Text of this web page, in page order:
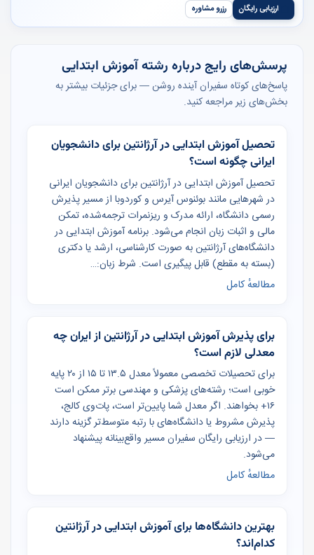
ارزیابی رایگان رزرو مشاوره
پرسش‌های رایج درباره رشته آموزش ابتدایی
پاسخ‌های کوتاه سفیران آینده روشن — برای جزئیات بیشتر به
بخش‌های زیر مراجعه کنید.
تحصیل آموزش ابتدایی در آرژانتین برای دانشجویان
ایرانی چگونه است؟
تحصیل آموزش ابتدایی در آرژانتین برای دانشجویان ایرانی
در شهرهایی مانند بوئنوس آیرس و کوردوبا از مسیر پذیرش
رسمی دانشگاه، ارائه مدرک و ریزنمرات ترجمه‌شده، تمکن
مالی و اثبات زبان انجام می‌شود. برنامه آموزش ابتدایی در
دانشگاه‌های آرژانتین به صورت کارشناسی، ارشد یا دکتری
(بسته به مقطع) قابل پیگیری است. شرط زبان:…
مطالعهٔ کامل
برای پذیرش آموزش ابتدایی در آرژانتین از ایران چه
معدلی لازم است؟
برای تحصیلات تخصصی معمولاً معدل ۱۳.۵ تا ۱۵ از ۲۰ پایه
خوبی است؛ رشته‌های پزشکی و مهندسی برتر ممکن است
۱۶+ بخواهند. اگر معدل شما پایین‌تر است، پات‌وی کالج،
پذیرش مشروط یا دانشگاه‌های با رتبه متوسط‌تر گزینه دارند
— در ارزیابی رایگان سفیران مسیر واقع‌بینانه پیشنهاد
می‌شود.
مطالعهٔ کامل
بهترین دانشگاه‌ها برای آموزش ابتدایی در آرژانتین
کدام‌اند؟